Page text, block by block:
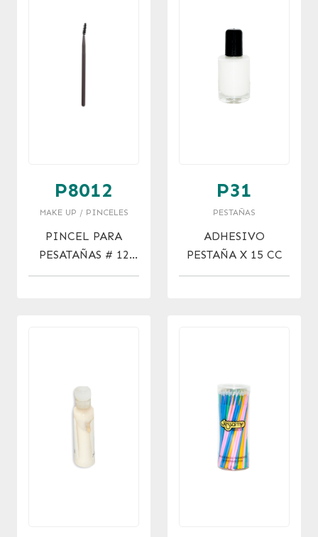
P8012
MAKE UP / PINCELES
PINCEL PARA
PESATAÑAS # 12
EYELASH BRUSH
P31
PESTAÑAS
ADHESIVO
PESTAÑA X 15 CC